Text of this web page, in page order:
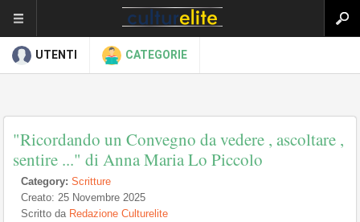
UTENTI CATEGORIE
"Ricordando un Convegno da vedere , ascoltare ,
sentire ..." di Anna Maria Lo Piccolo
Category: Scritture
Creato: 25 Novembre 2025
Scritto da Redazione Culturelite